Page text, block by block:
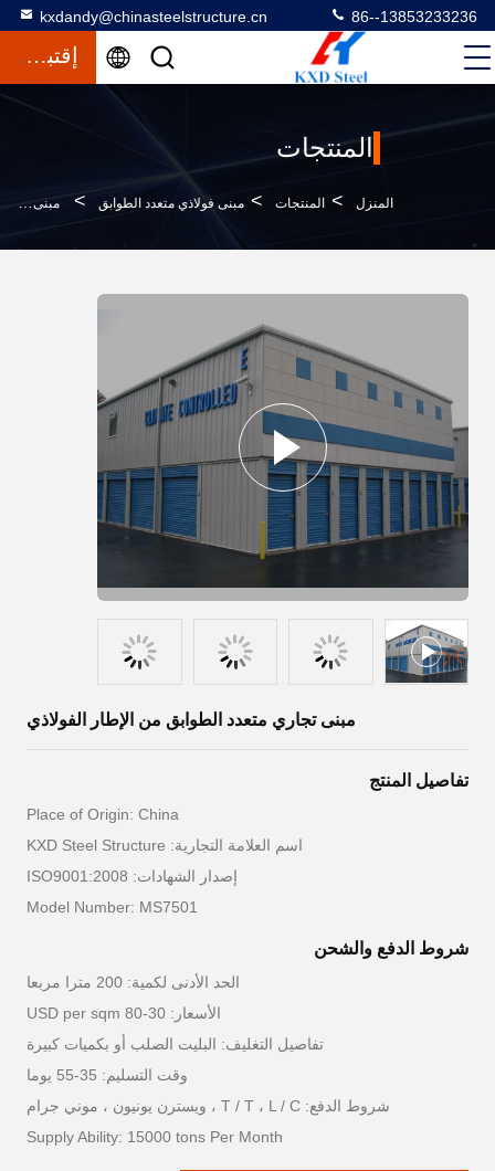
kxdandy@chinasteelstructure.cn 86--13853233236
إقتباس
المنتجات
المنزل > المنتجات > مبنى فولاذي متعدد الطوابق > مبنى تجاري متعدد الطوابق من الإطار الفولاذي
مبنى تجاري متعدد الطوابق من الإطار الفولاذي
تفاصيل المنتج
Place of Origin: China
اسم العلامة التجارية: KXD Steel Structure
إصدار الشهادات: ISO9001:2008
Model Number: MS7501
شروط الدفع والشحن
الحد الأدنى لكمية: 200 مترا مربعا
الأسعار: 30-80 USD per sqm
تفاصيل التغليف: البليت الصلب أو بكميات كبيرة
وقت التسليم: 35-55 يوما
شروط الدفع: T / T ، L / C ، ويسترن يونيون ، موني جرام
Supply Ability: 15000 tons Per Month